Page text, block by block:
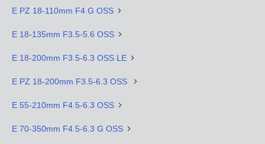
E PZ 18-110mm F4 G OSS
E 18-135mm F3.5-5.6 OSS
E 18-200mm F3.5-6.3 OSS LE
E PZ 18-200mm F3.5-6.3 OSS
E 55-210mm F4.5-6.3 OSS
E 70-350mm F4.5-6.3 G OSS